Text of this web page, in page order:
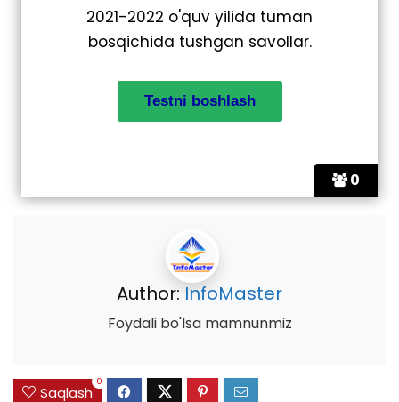
0
2021-2022 o'quv yilida tuman
bosqichida tushgan savollar.
Author: InfoMaster
Foydali bo'lsa mamnunmiz
Saqlash
0